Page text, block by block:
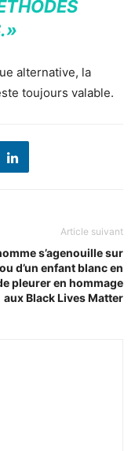
alternative, la
toujours valable.
Article suivant
s’agenouille sur
d’un enfant blanc en
pleurer en hommage
aux Black Lives Matter